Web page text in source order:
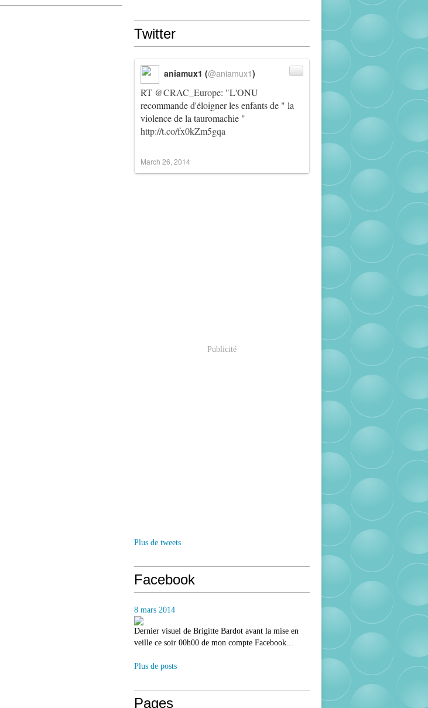
Twitter
RT @CRAC_Europe: "L'ONU
recommande d'éloigner les enfants de " la
violence de la tauromachie "
http://t.co/fx0kZm5gqa
aniamux1 (@aniamux1)
March 26, 2014
Publicité
Plus de tweets
Facebook
8 mars 2014
Dernier visuel de Brigitte Bardot avant la mise en
veille ce soir 00h00 de mon compte Facebook...
Plus de posts
Pages